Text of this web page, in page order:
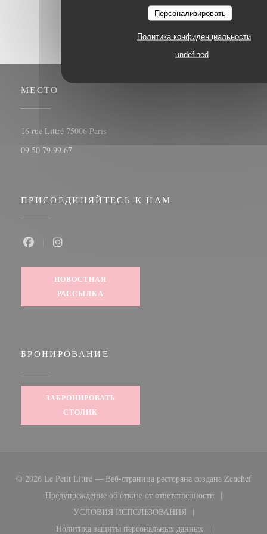
Персонализировать
Политика конфиденциальности
undefined
МЕСТО
16 rue Littré 75006 Paris((открывается в новом окне))
09 50 79 99 67
ПРИСОЕДИНЯЙТЕСЬ К НАМ
НОВОСТНАЯ
РАССЫЛКА
БРОНИРОВАНИЕ
ЗАБРОНИРОВАТЬ
СТОЛИК
© 2026 Le Petit Littré — Веб-страница ресторана создана Zenchef
Предупреждение об отказе от ответственности
((открывается в новом окне))
УСЛОВИЯ ИСПОЛЬЗОВАНИЯ
((открывается в новом окне))
Политика защиты персональных данных